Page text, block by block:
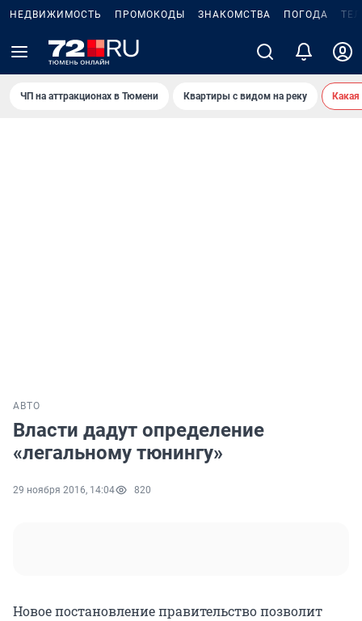
НЕДВИЖИМОСТЬ ПРОМОКОДЫ ЗНАКОМСТВА ПОГОДА
ЧП на аттракционах в Тюмени Квартиры с видом на реку
АВТО
Власти дадут определение
«легальному тюнингу»
29 ноября 2016, 14:04 820
Новое постановление правительство позволит